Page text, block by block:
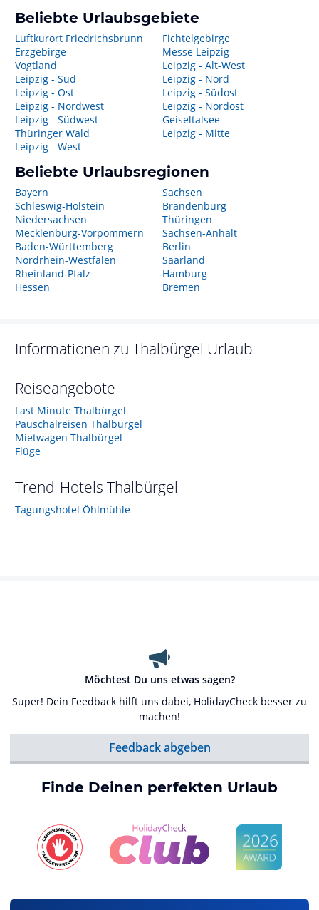
Beliebte Urlaubsgebiete
Luftkurort Friedrichsbrunn
Erzgebirge
Vogtland
Leipzig - Süd
Leipzig - Ost
Leipzig - Nordwest
Leipzig - Südwest
Thüringer Wald
Leipzig - West
Fichtelgebirge
Messe Leipzig
Leipzig - Alt-West
Leipzig - Nord
Leipzig - Südost
Leipzig - Nordost
Geiseltalsee
Leipzig - Mitte
Beliebte Urlaubsregionen
Bayern
Schleswig-Holstein
Niedersachsen
Mecklenburg-Vorpommern
Baden-Württemberg
Nordrhein-Westfalen
Rheinland-Pfalz
Hessen
Sachsen
Brandenburg
Thüringen
Sachsen-Anhalt
Berlin
Saarland
Hamburg
Bremen
Informationen zu Thalbürgel Urlaub
Reiseangebote
Last Minute Thalbürgel
Pauschalreisen Thalbürgel
Mietwagen Thalbürgel
Flüge
Trend-Hotels Thalbürgel
Tagungshotel Öhlmühle
Möchtest Du uns etwas sagen?
Super! Dein Feedback hilft uns dabei, HolidayCheck besser zu
machen!
Feedback abgeben
Finde Deinen perfekten Urlaub